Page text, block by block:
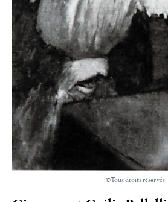
©Tous droits réservés